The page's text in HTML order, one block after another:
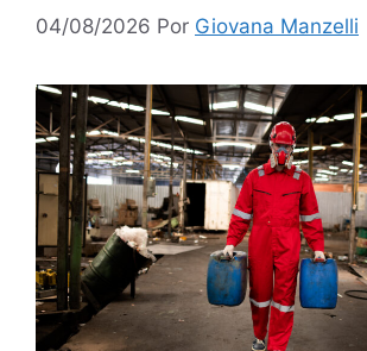
04/08/2026 Por Giovana Manzelli